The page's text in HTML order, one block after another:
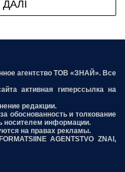
агентство ТОВ «ЗНАЙ». Все
активная гиперссылка на
редакции.
обоснованность и толкование
носителем информации.
на правах рекламы.
AGENTSTVO ZNAI,